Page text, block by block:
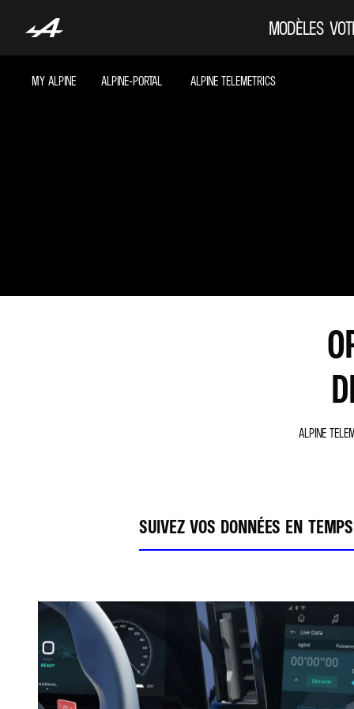
MODÈLES
MY ALPINE ALPINE-PORTAL ALPINE TELEMETRICS
ALPINE
SUIVEZ VOS DONNÉES EN